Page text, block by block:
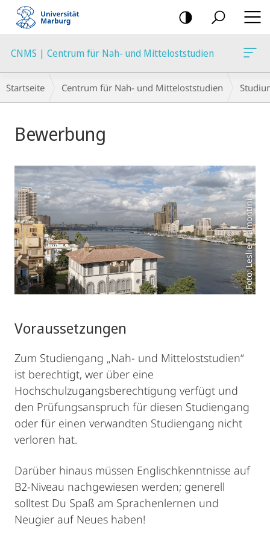
Mobile-
Navigation
CNMS | Centrum für Nah- und Mitteloststudien
Breadcrumb-
Navigation
Startseite Centrum für Nah- und Mitteloststudien
Bewerbung
Foto: Leslie Tramontini
Voraussetzungen
Zum Studiengang „Nah- und Mitteloststudien“
ist berechtigt, wer über eine
Hochschulzugangsberechtigung verfügt und
den Prüfungsanspruch für diesen Studiengang
oder für einen verwandten Studiengang nicht
verloren hat.
Darüber hinaus müssen Englischkenntnisse auf
B2-Niveau nachgewiesen werden; generell
solltest Du Spaß am Sprachenlernen und
Neugier auf Neues haben!